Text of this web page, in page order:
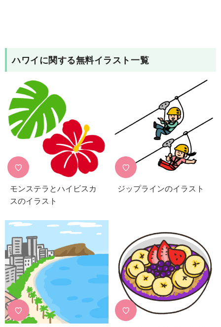
ハワイ に関する無料イラスト一覧
♡
モンステラとハイビスカ
スのイラスト
♡
ジップラインのイラスト
♡ ♡